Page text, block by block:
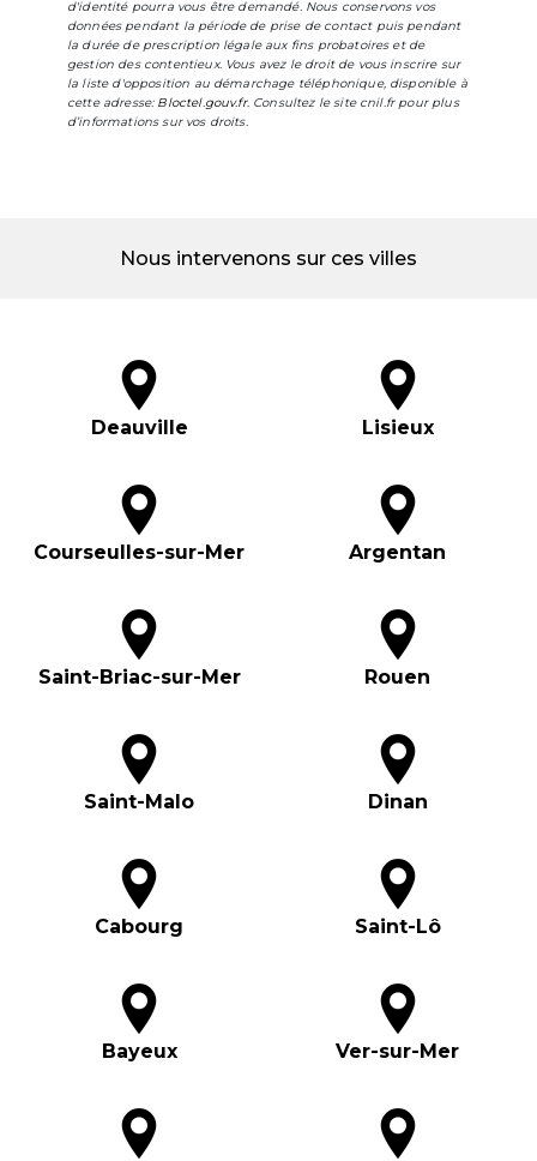
d'identité pourra vous être demandé. Nous conservons vos
données pendant la période de prise de contact puis pendant
la durée de prescription légale aux fins probatoires et de
gestion des contentieux. Vous avez le droit de vous inscrire sur
la liste d'opposition au démarchage téléphonique, disponible à
cette adresse: Bloctel.gouv.fr. Consultez le site cnil.fr pour plus
d’informations sur vos droits.
Nous intervenons sur ces villes
Deauville Lisieux
Courseulles-sur-Mer Argentan
Saint-Briac-sur-Mer Rouen
Saint-Malo Dinan
Cabourg Saint-Lô
Bayeux Ver-sur-Mer